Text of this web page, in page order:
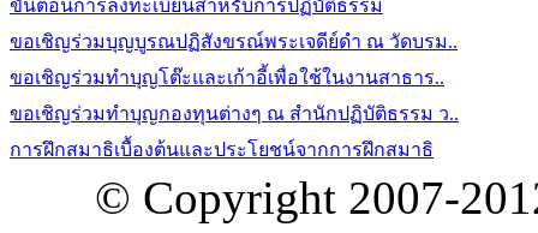
ขั้นตอนการลงทะเบียนสำหรับการปฏิบัติธรรม
ขอเชิญร่วมบุญบูรณปฏิสังขรณ์พระเจดีย์ดำ ณ วัดบรม..
ขอเชิญร่วมทำบุญโต๊ะและเก้าอี้เพื่อใช้ในงานสาธาร..
ขอเชิญร่วมทำบุญกองทุนต่างๆ ณ สำนักปฏิบัติธรรม ว..
การฝึกสมาธิเบื้องต้นและประโยชน์จากการฝึกสมาธิ
© Copyright 2007-